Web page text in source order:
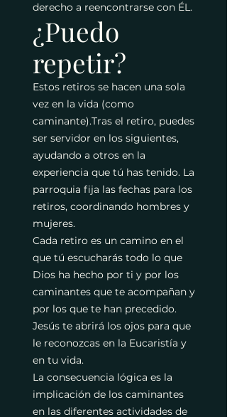
derecho a reencontrarse con ÉL.
¿Puedo
repetir?
Estos retiros se hacen una sola
vez en la vida (como
caminante).Tras el retiro, puedes
ser servidor en los siguientes,
ayudando a otros en la
experiencia que tú has tenido. La
parroquia fija las fechas para los
retiros, coordinando hombres y
mujeres.
Cada retiro es un camino en el
que tú escucharás todo lo que
Dios ha hecho por ti y por los
caminantes que te acompañan y
por los que te han precedido.
Jesús te abrirá los ojos para que
le reconozcas en la Eucaristía y
en tu vida.
La consecuencia lógica es la
implicación de los caminantes
en las diferentes actividades de